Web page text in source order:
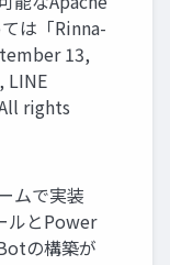
は「Rinna-
13,
LINE
rights
ムで実装
ルとPower
の構築が